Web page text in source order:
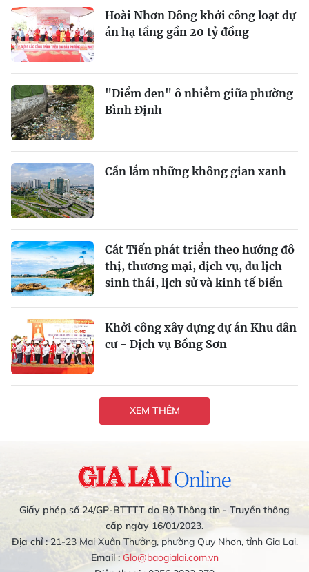
Hoài Nhơn Đông khởi công loạt dự
án hạ tầng gần 20 tỷ đồng
"Điểm đen" ô nhiễm giữa phường
Bình Định
Cần lắm những không gian xanh
Cát Tiến phát triển theo hướng đô
thị, thương mại, dịch vụ, du lịch
sinh thái, lịch sử và kinh tế biển
Khởi công xây dựng dự án Khu dân
cư - Dịch vụ Bồng Sơn
XEM THÊM
Giấy phép số 24/GP-BTTTT do Bộ Thông tin - Truyền thông
cấp ngày 16/01/2023.
Địa chỉ :21-23 Mai Xuân Thưởng, phường Quy Nhơn, tỉnh Gia Lai.
Email : Glo@baogialai.com.vn